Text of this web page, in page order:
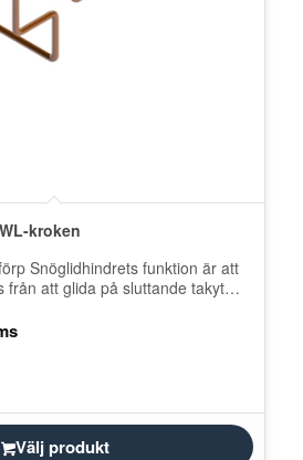
kroken
Snöglidhindrets funktion är att
från att glida på sluttande takytor
Välj produkt